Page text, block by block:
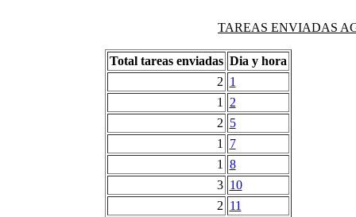
TAREAS ENVIADAS
Total tareas enviadas Dia y hora
2 1
1
2
2 5
1
7
1
8
3 10
2 11